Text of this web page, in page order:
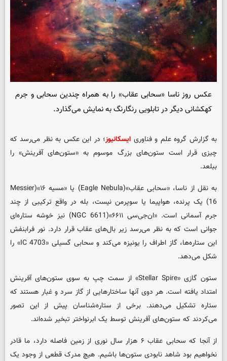
عکس روز ناسا «سحابی عقاب» را به همراه چندین سحابی و جرم
کهکشانی دیگر در تابلویی رنگارنگ به نمایش می‌گذارد.
به گزارش گروه علم و فناوری ایسکانیوز؛ در این عکس به نظر می‌رسد که
چیزی قرار است ستون‌های بزرگ موسوم به «ستون‌های آفرینش» را
ببلعد.
به نقل از ناسا، «سحابی عقاب»(Eagle Nebula) یا «مسیه ۱۶»(Messier
16) یک پرنده، هواپیما یا سوپرمن نیست، بله در واقع ترکیبی از چند
جرم آسمانی است. «ان‌جی‌سی ۶۶۱۱»(NGC 6611) نیز خوشه ستاره‌ای
جوانی است که به نظر می‌رسد زیر بال‌های عقاب قرار دارد. نور فرابنفش
این ستاره‌ها، گاز اطراف را یونیزه می‌کند و سحابی گسیلی «IC 4703» را
شکل می‌دهد.
ستون گازی «Stellar Spire» از سمت چپ به سوی ستون‌های آفرینش
امتداد یافته است. هر دوی آنها ساختارهایی از گاز سرد و غبار هستند که
ستاره تشکیل می‌دهند. برخی از ستاره‌شناسان پیش از این تصور
می‌کردند که ستون‌های آفرینش توسط یک ابرنواختر تبخیر شده‌اند.
از آنجا که سحابی عقاب ۶ هزار سال نوری از زمین فاصله دارد، ما قادر
نخواهیم بود شاهد نابودی ستون‌ها باشیم. هیچ مدرک قطعی از وجود یک